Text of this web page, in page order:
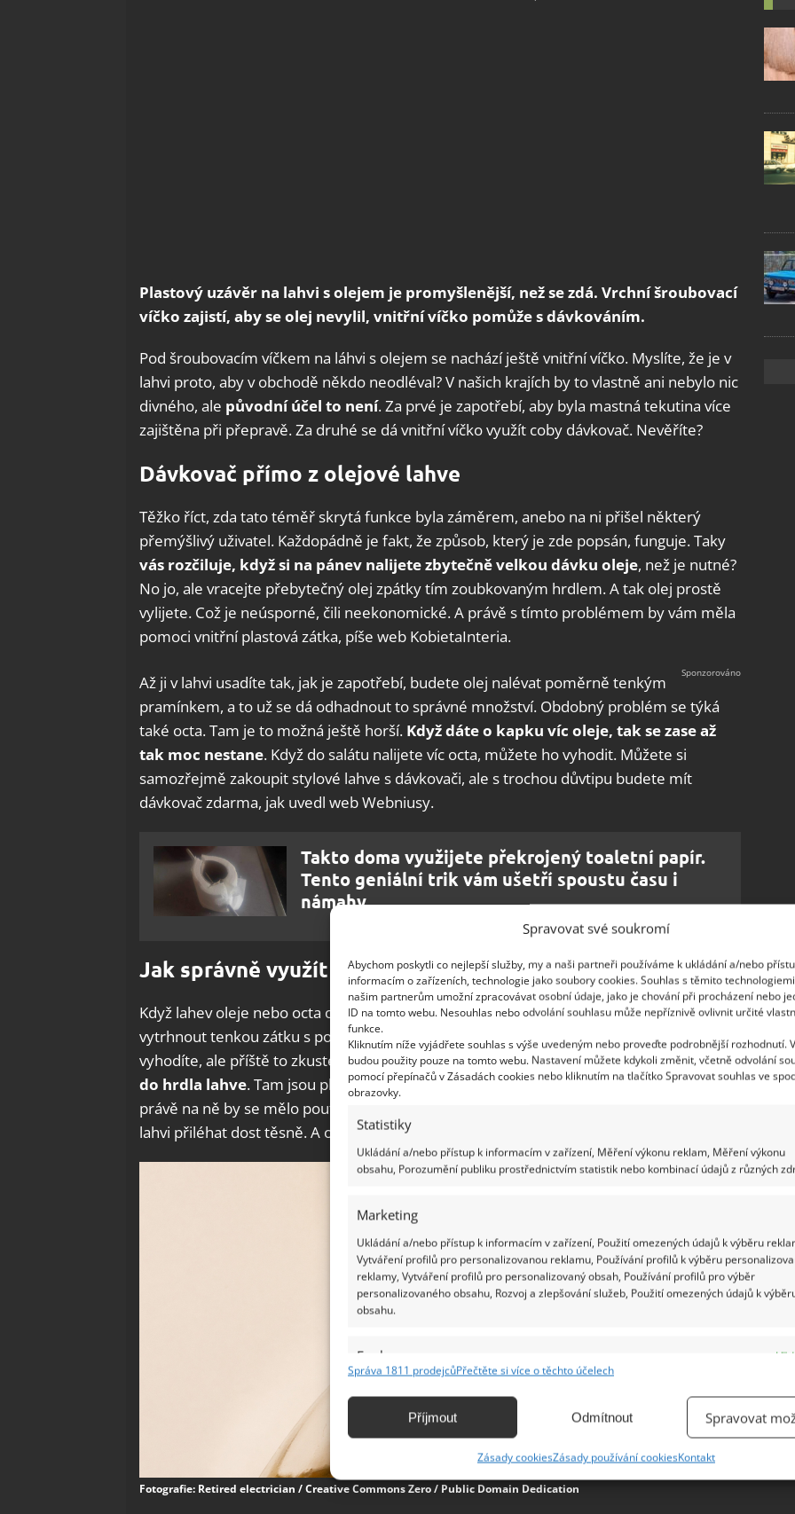
Spravovat své soukromí
Abychom poskytli co nejlepší služby, my a naši partneři používáme k ukládání a/nebo
informacím o zařízeních, technologie jako soubory cookies. Souhlas s těmito
našim partnerům umožní zpracovávat osobní údaje, jako je chování při procházení nebo
ID na tomto webu. Nesouhlas nebo odvolání souhlasu může nepříznivě ovlivnit určité
funkce.
Kliknutím níže vyjádřete souhlas s výše uvedeným nebo proveďte podrobnější rozhodnutí.
budou použity pouze na tomto webu. Nastavení můžete kdykoli změnit, včetně odvolání
pomocí přepínačů v Zásadách cookies nebo kliknutím na tlačítko Spravovat souhlas ve
obrazovky.
Statistiky
Ukládání a/nebo přístup k informacím v zařízení, Měření výkonu reklam, Měření výkonu
obsahu, Porozumění publiku prostřednictvím statistik nebo kombinací údajů z různých
Marketing
Ukládání a/nebo přístup k informacím v zařízení, Použití omezených údajů k výběru
Vytváření profilů pro personalizovanou reklamu, Používání profilů k výběru
reklamy, Vytváření profilů pro personalizovaný obsah, Používání profilů pro výběr
personalizovaného obsahu, Rozvoj a zlepšování služeb, Použití omezených údajů k
obsahu.
Funkce
Identifikace zařízení na základě automaticky přenášených informací.
základě aktivně vyžádaných informací.
Správa 1811 prodejcůPřečtěte si více o těchto účelech
Příjmout Odmítnout Spravovat
Zásady cookiesZásady používání cookiesKontakt
Plastový uzávěr na lahvi s olejem je promyšlenější, než se zdá. Vrchní šroubovací
víčko zajistí, aby se olej nevylil, vnitřní víčko pomůže s dávkováním.
Pod šroubovacím víčkem na láhvi s olejem se nachází ještě vnitřní víčko. Myslíte, že je v
lahvi proto, aby v obchodě někdo neodléval? V našich krajích by to vlastně ani nebylo nic
divného, ale původní účel to není. Za prvé je zapotřebí, aby byla mastná tekutina více
zajištěna při přepravě. Za druhé se dá vnitřní víčko využít coby dávkovač. Nevěříte?
Dávkovač přímo z olejové lahve
Těžko říct, zda tato téměř skrytá funkce byla záměrem, anebo na ni přišel některý
přemýšlivý uživatel. Každopádně je fakt, že způsob, který je zde popsán, funguje. Taky
vás rozčiluje, když si na pánev nalijete zbytečně velkou dávku oleje, než je nutné?
No jo, ale vracejte přebytečný olej zpátky tím zoubkovaným hrdlem. A tak olej prostě
vylijete. Což je neúsporné, čili neekonomické. A právě s tímto problémem by vám měla
pomoci vnitřní plastová zátka, píše web KobietaInteria.
Až ji v lahvi usadíte tak, jak je zapotřebí, budete olej nalévat poměrně tenkým
pramínkem, a to už se dá odhadnout to správné množství. Obdobný problém se týká
také octa. Tam je to možná ještě horší. Když dáte o kapku víc oleje, tak se zase až
tak moc nestane. Když do salátu nalijete víc octa, můžete ho vyhodit. Můžete si
samozřejmě zakoupit stylové lahve s dávkovači, ale s trochou důvtipu budete mít
dávkovač zdarma, jak uvedl web Webniusy.
Takto doma využijete překrojený toaletní papír.
Tento geniální trik vám ušetří spoustu času i
námahy
Jak správně využít vnitřní víčko v lahvi oleje
Když lahev oleje nebo octa otevřete poprvé, musíte nejprve odšroubovat víčko a poté
vytrhnout tenkou zátku s poutkem, aby šla tekutina nalévat. Běžně tento kousek plastu
vyhodíte, ale příště to zkuste jinak. Tentoplastový výlisek zasuňte poutkem zpátky
do hrdla lahve. Tam jsou plastové zoubky, které mají průtok tekutiny také zpomalit. A
právě na ně by se mělo poutko zachytit. Tak docílíte toho, že plastová placka bude k
lahvi přiléhat dost těsně. A očekávaný dávkovač je na světě.
Fotografie: Retired electrician / Creative Commons Zero / Public Domain Dedication